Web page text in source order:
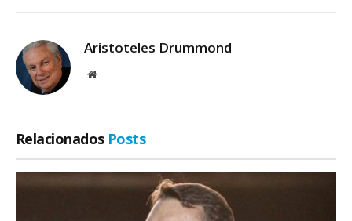
Aristoteles Drummond
Site
Relacionados Posts